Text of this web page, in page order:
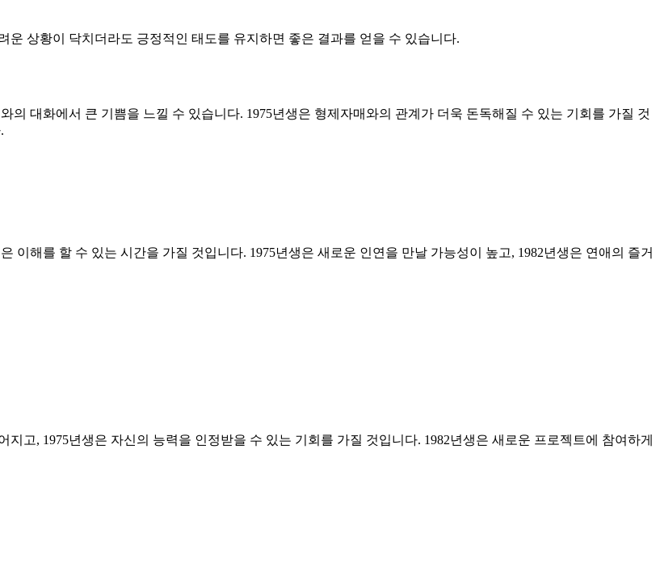
상황이 닥치더라도 긍정적인 태도를 유지하면 좋은 결과를 얻을 수 있습니다.
의 대화에서 큰 기쁨을 느낄 수 있습니다. 1975년생은 형제자매와의 관계가 더욱 돈독해질 수 있는 기회를 가질 것
이해를 할 수 있는 시간을 가질 것입니다. 1975년생은 새로운 인연을 만날 가능성이 높고, 1982년생은 연애의 즐거
고, 1975년생은 자신의 능력을 인정받을 수 있는 기회를 가질 것입니다. 1982년생은 새로운 프로젝트에 참여하게